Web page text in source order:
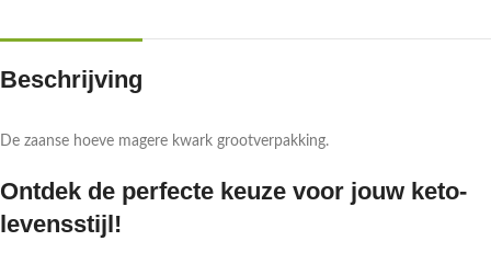
Beschrijving
De zaanse hoeve magere kwark grootverpakking.
Ontdek de perfecte keuze voor jouw keto-
levensstijl!